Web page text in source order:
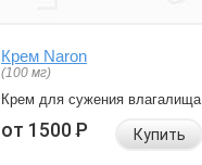
Крем Naron
(100 мг)
Крем для сужения влагалища
от 1500Р Купить